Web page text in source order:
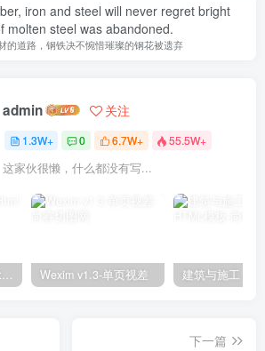
iron and steel will never regret bright
molten steel was abandoned.
的道路，钢铁决不惋惜璀璨的钢花被遗弃
admin 关注
1.3W+ 0 6.7W+ 55.5W+
这家伙很懒，什么都没有写...
Lonyo-Sass和软件Html模板 Wexim v1.3-单页视差
下一篇